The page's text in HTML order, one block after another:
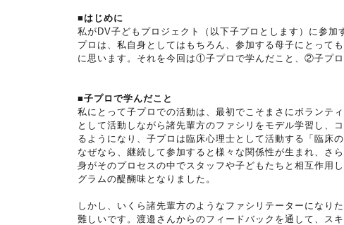
■はじめに
私がDV子どもプロジェクト（以下子プロとします）に参
プロは、私自身としてはもちろん、参加する母子にとって
に思います。それを今回は①子プロで学んだこと、②子プロ
■子プロで学んだこ と
私にとって子プロでの活動は、最初でこそまさにボランテ
として活動しながら諸先輩方のファシリをモデル学習し、
るようになり、子プロは臨床心理士として活動する「臨床
なぜなら、継続して参加すると様々な関係性が生まれ、さ
身がそのプロセスの中でスタッフや子どもたちと相互作用
グラムの醍醐味となりました。
しかし、いくら諸先輩方のようなファシリテーターになり
難しいです。渡邉さんからのフィードバックを通して、ス